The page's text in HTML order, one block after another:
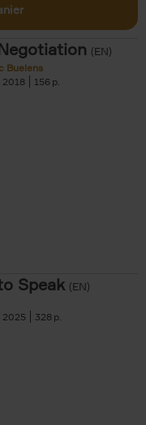
(EN)
Buelens
2018 156
Speak (EN)
2025 328